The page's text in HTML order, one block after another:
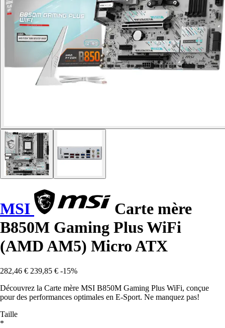
MSI
Carte mère
B850M Gaming Plus WiFi
(AMD AM5) Micro ATX
282,46 € 239,85 € -15%
Découvrez la Carte mère MSI B850M Gaming Plus WiFi, conçue
pour des performances optimales en E-Sport. Ne manquez pas!
Taille
*